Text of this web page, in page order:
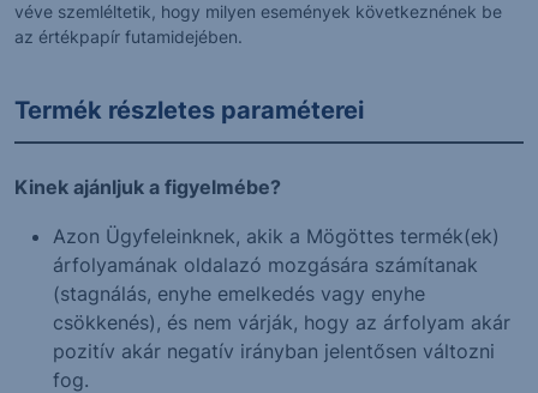
véve szemléltetik, hogy milyen események következnének be
az értékpapír futamidejében.
Termék részletes paraméterei
Kinek ajánljuk a figyelmébe?
Azon Ügyfeleinknek, akik a Mögöttes termék(ek)
árfolyamának oldalazó mozgására számítanak
(stagnálás, enyhe emelkedés vagy enyhe
csökkenés), és nem várják, hogy az árfolyam akár
pozitív akár negatív irányban jelentősen változni
fog.